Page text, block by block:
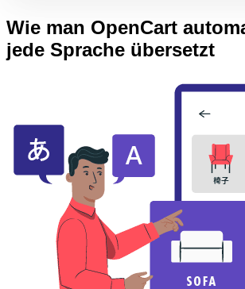
Wie man OpenCart
jede Sprache übersetzt